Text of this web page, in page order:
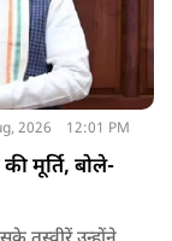
2026 12:01 PM
मूर्ति, बोले-